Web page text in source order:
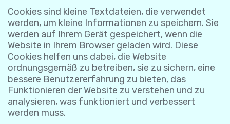
Cookies sind kleine Textdateien, die verwendet
werden, um kleine Informationen zu speichern. Sie
werden auf Ihrem Gerät gespeichert, wenn die
Website in Ihrem Browser geladen wird. Diese
Cookies helfen uns dabei, die Website
ordnungsgemäß zu betreiben, sie zu sichern, eine
bessere Benutzererfahrung zu bieten, das
Funktionieren der Website zu verstehen und zu
analysieren, was funktioniert und verbessert
werden muss.